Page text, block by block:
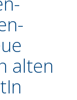
alten